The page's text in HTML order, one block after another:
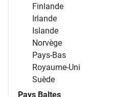
Finlande
Irlande
Islande
Norvège
Pays-Bas
Royaume-Uni
Suède
Pays Baltes